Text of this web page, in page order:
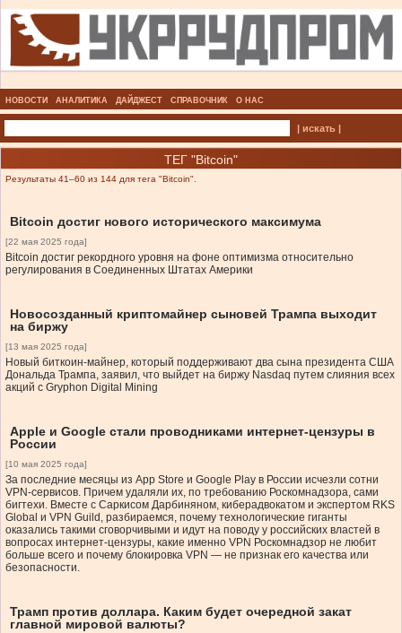
НОВОСТИ АНАЛИТИКА ДАЙДЖЕСТ СПРАВОЧНИК О НАС
| искать |
ТЕГ "Bitcoin"
Результаты 41–60 из 144 для тега "Bitcoin".
Bitcoin достиг нового исторического максимума
[22 мая 2025 года]
Bitcoin достиг рекордного уровня на фоне оптимизма относительно
регулирования в Соединенных Штатах Америки
Новосозданный криптомайнер сыновей Трампа выходит
на биржу
[13 мая 2025 года]
Новый биткоин-майнер, который поддерживают два сына президента США
Дональда Трампа, заявил, что выйдет на биржу Nasdaq путем слияния всех
акций с Gryphon Digital Mining
Apple и Google стали проводниками интернет-цензуры в
России
[10 мая 2025 года]
За последние месяцы из App Store и Google Play в России исчезли сотни
VPN-сервисов. Причем удаляли их, по требованию Роскомнадзора, сами
бигтехи. Вместе с Саркисом Дарбиняном, киберадвокатом и экспертом RKS
Global и VPN Guild, разбираемся, почему технологические гиганты
оказались такими сговорчивыми и идут на поводу у российских властей в
вопросах интернет-цензуры, какие именно VPN Роскомнадзор не любит
больше всего и почему блокировка VPN — не признак его качества или
безопасности.
Трамп против доллара. Каким будет очередной закат
главной мировой валюты?